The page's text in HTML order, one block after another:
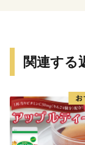
関連する